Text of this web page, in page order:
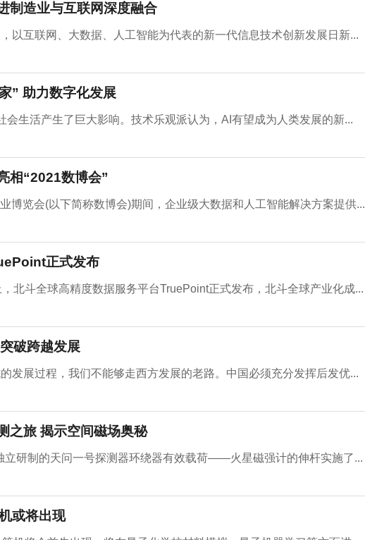
制造业与互联网深度融合
以互联网、大数据、人工智能为代表的新一代信息技术创新发展日新...
” 助力数字化发展
会生活产生了巨大影响。技术乐观派认为，AI有望成为人类发展的新...
相“2021数博会”
博览会(以下简称数博会)期间，企业级大数据和人工智能解决方案提供...
正式发布
北斗全球高精度数据服务平台TruePoint正式发布，北斗全球产业化成...
破跨越发展
发展过程，我们不能够走西方发展的老路。中国必须充分发挥后发优...
之旅 揭示空间磁场奥秘
立研制的天问一号探测器环绕器有效载荷——火星磁强计的伸杆实施了...
或将出现